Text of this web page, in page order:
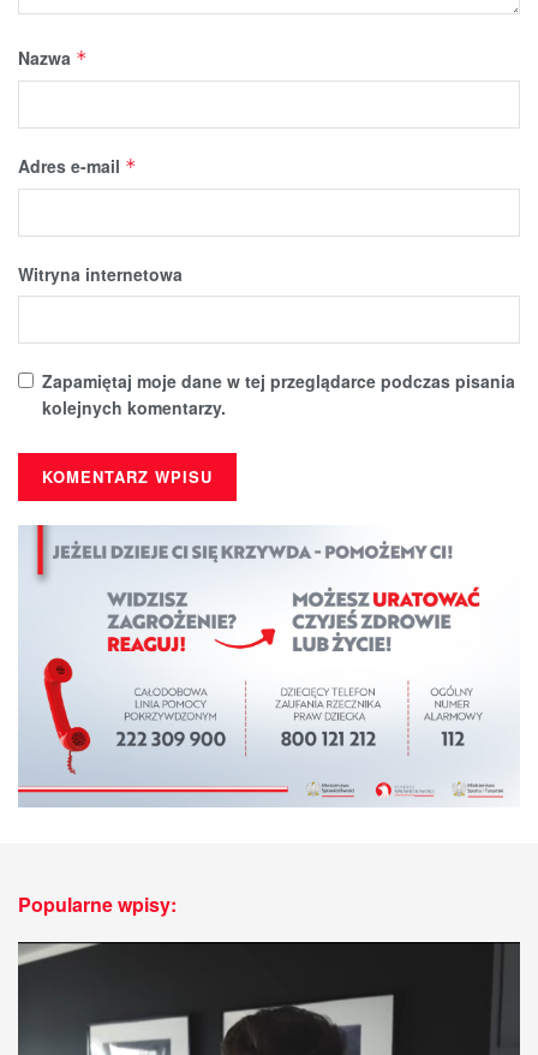
Nazwa *
Adres e-mail *
Witryna internetowa
Zapamiętaj moje dane w tej przeglądarce podczas pisania
kolejnych komentarzy.
Popularne wpisy: